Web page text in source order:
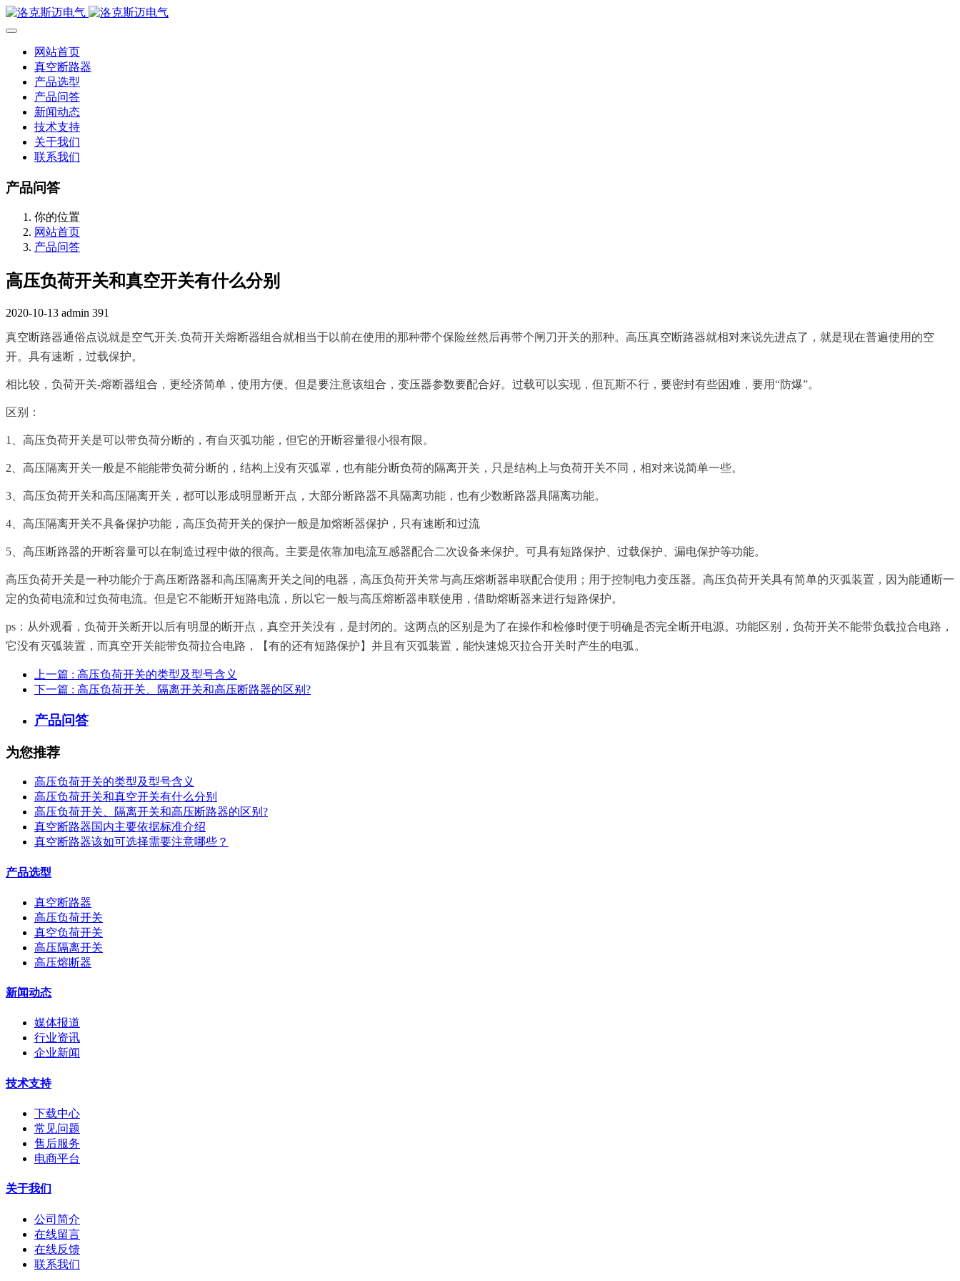
网站首页
真空断路器
产品选型
产品问答
新闻动态
技术支持
关于我们
联系我们
产品问答
你的位置
网站首页
产品问答
高压负荷开关和真空开关有什么分别
2020-10-13 admin 391
真空断路器通俗点说就是空气开关.负荷开关熔断器组合就相当于以前在使用的那种带个保险丝然后再带个闸刀开关的那种。高压真空断路器就相对来说先进点了，就是现在普遍使用的空
开。具有速断，过载保护。
相比较，负荷开关-熔断器组合，更经济简单，使用方便。但是要注意该组合，变压器参数要配合好。过载可以实现，但瓦斯不行，要密封有些困难，要用“防爆”。
区别：
1、高压负荷开关是可以带负荷分断的，有自灭弧功能，但它的开断容量很小很有限。
2、高压隔离开关一般是不能能带负荷分断的，结构上没有灭弧罩，也有能分断负荷的隔离开关，只是结构上与负荷开关不同，相对来说简单一些。
3、高压负荷开关和高压隔离开关，都可以形成明显断开点，大部分断路器不具隔离功能，也有少数断路器具隔离功能。
4、高压隔离开关不具备保护功能，高压负荷开关的保护一般是加熔断器保护，只有速断和过流
5、高压断路器的开断容量可以在制造过程中做的很高。主要是依靠加电流互感器配合二次设备来保护。可具有短路保护、过载保护、漏电保护等功能。
高压负荷开关是一种功能介于高压断路器和高压隔离开关之间的电器，高压负荷开关常与高压熔断器串联配合使用；用于控制电力变压器。高压负荷开关具有简单的灭弧装置，因为能通断一
定的负荷电流和过负荷电流。但是它不能断开短路电流，所以它一般与高压熔断器串联使用，借助熔断器来进行短路保护。
ps：从外观看，负荷开关断开以后有明显的断开点，真空开关没有，是封闭的。这两点的区别是为了在操作和检修时便于明确是否完全断开电源。功能区别，负荷开关不能带负载拉合电路，
它没有灭弧装置，而真空开关能带负荷拉合电路，【有的还有短路保护】并且有灭弧装置，能快速熄灭拉合开关时产生的电弧。
上一篇 : 高压负荷开关的类型及型号含义
下一篇 : 高压负荷开关、隔离开关和高压断路器的区别?
产品问答
为您推荐
高压负荷开关的类型及型号含义
高压负荷开关和真空开关有什么分别
高压负荷开关、隔离开关和高压断路器的区别?
真空断路器国内主要依据标准介绍
真空断路器该如可选择需要注意哪些？
产品选型
真空断路器
高压负荷开关
真空负荷开关
高压隔离开关
高压熔断器
新闻动态
媒体报道
行业资讯
企业新闻
技术支持
下载中心
常见问题
售后服务
电商平台
关于我们
公司简介
在线留言
在线反馈
联系我们